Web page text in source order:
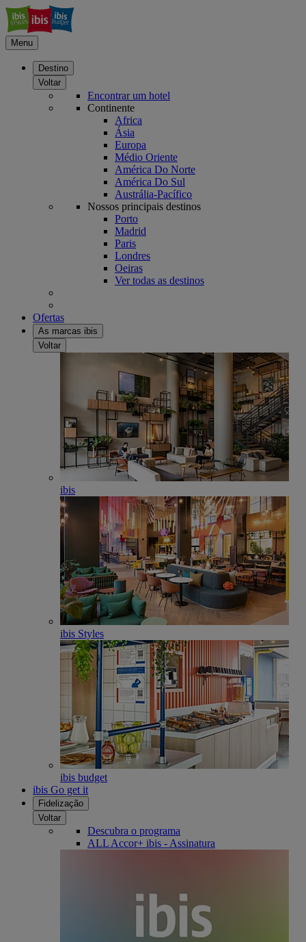
Menu
Destino
Voltar
Encontrar um hotel
Continente
Africa
Ásia
Europa
Médio Oriente
América Do Norte
América Do Sul
Austrália-Pacífico
Nossos principais destinos
Porto
Madrid
Paris
Londres
Oeiras
Ver todas as destinos
Ofertas
As marcas ibis
Voltar
ibis
ibis Styles
ibis budget
ibis Go get it
Fidelização
Voltar
Descubra o programa
ALL Accor+ ibis - Assinatura